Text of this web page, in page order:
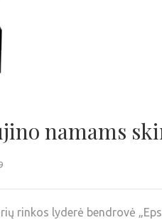
namams
rinkos lyderė bendrovė